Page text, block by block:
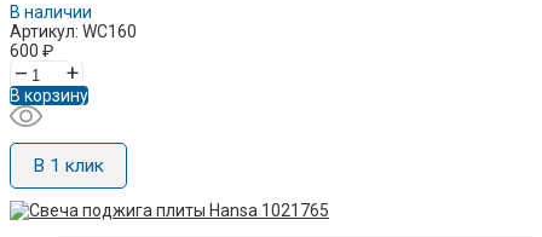
В наличии
Артикул: WC160
600 ₽
– +
В корзину
В 1 клик